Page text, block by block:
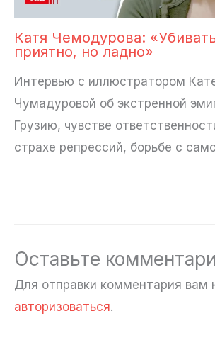
Катя Чемодурова:
приятно, но ладно»
Интервью с иллюстратором
Чумадуровой об экстренной
Грузию, чувстве
страхе репрессий, борьбе с
Оставьте
Для отправки комментария вам
авторизоваться.